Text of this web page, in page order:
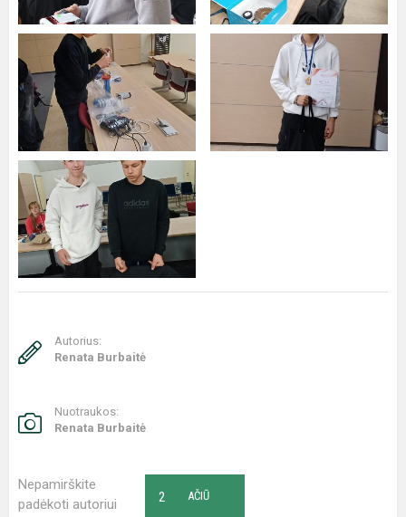
Autorius:
Renata Burbaitė
Nuotraukos:
Renata Burbaitė
Nepamirškite
padėkoti autoriui
AČIŪ
2